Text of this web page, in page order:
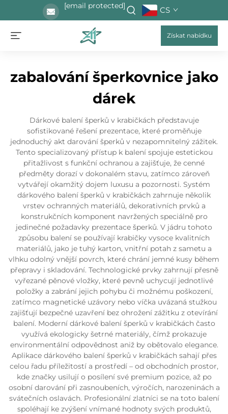
[email protected] CS
Získat nabídku
zabalování šperkovnice jako
dárek
Dárkové balení šperků v krabičkách představuje
sofistikované řešení prezentace, které proměňuje
jednoduchý akt darování šperků v nezapomnitelný zážitek.
Tento specializovaný přístup k balení spojuje estetickou
přitažlivost s funkční ochranou a zajišťuje, že cenné
předměty dorazí v dokonalém stavu, zatímco zároveň
vytvářejí okamžitý dojem luxusu a pozornosti. Systém
dárkového balení šperků v krabičkách zahrnuje několik
vrstev ochranných materiálů, dekorativních prvků a
konstrukčních komponent navržených speciálně pro
jedinečné požadavky prezentace šperků. V jádru tohoto
způsobu balení se používají krabičky vysoce kvalitních
materiálů, jako je tuhý karton, vnitřní potah z sametu a
vlhku odolný vnější povrch, které chrání jemné kusy během
přepravy i skladování. Technologické prvky zahrnují přesně
vyřezané pěnové vložky, které pevně uchycují jednotlivé
položky a zabrání jejich pohybu či možnému poškození,
zatímco magnetické uzávory nebo víčka uvázaná stužkou
zajišťují bezpečné uzavření bez ohrožení zážitku z otevírání
balení. Moderní dárkové balení šperků v krabičkách často
využívá ekologicky šetrné materiály, čímž prokazuje
environmentální odpovědnost aniž by obětovalo elegance.
Aplikace dárkového balení šperků v krabičkách sahají přes
celou řadu příležitostí a prostředí – od obchodních prostor,
kde značky usilují o posílení své premium pozice, až po
osobní darování při zasnoubeních, výročích, narozeninách a
svátečních oslavách. Profesionální zlatníci se na toto balení
spoléhají ke zvýšení vnímané hodnoty svých produktů,